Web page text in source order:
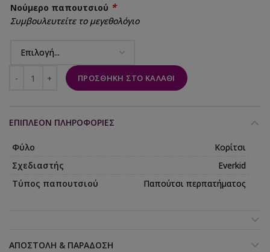
Νούμερο παπουτσιού *
Συμβουλευτείτε το μεγεθολόγιο
ΠΡΟΣΘΉΚΗ ΣΤΟ ΚΑΛΆΘΙ
ΕΠΙΠΛΈΟΝ ΠΛΗΡΟΦΟΡΊΕΣ
Φύλο
Κορίτσι
Σχεδιαστής
Everkid
Τύπος παπουτσιού
Παπούτσι περπατήματος
ΑΠΟΣΤΟΛΉ & ΠΑΡΆΔΟΣΗ